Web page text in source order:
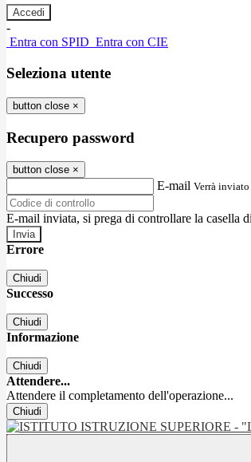
-
Entra con SPID Entra con CIE
Seleziona utente
button close ×
Recupero password
button close ×
E-mail Verrà
E-mail inviata, si prega di controllare la casella
Errore
Chiudi
Successo
Chiudi
Informazione
Chiudi
Attendere...
Attendere il completamento dell'operazione...
Chiudi